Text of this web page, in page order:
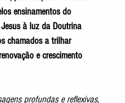
ensinamentos do
à luz da Doutrina
chamados a trilhar
e crescimento
profundas e reflexivas,